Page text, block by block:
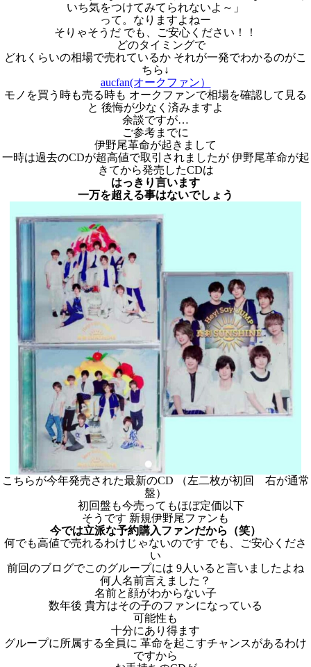
いち気をつけてみてられないよ～」
って。なりますよねー
そりゃそうだ でも、ご安心ください！！
どのタイミングで
どれくらいの相場で売れているか それが一発でわかるのがこ
ちら↓
aucfan(オークファン）
モノを買う時も売る時も オークファンで相場を確認して見る
と 後悔が少なく済みますよ
余談ですが…
ご参考までに
伊野尾革命が起きまして
一時は過去のCDが超高値で取引されましたが 伊野尾革命が起
きてから発売したCDは
はっきり言います
一万を超える事はないでしょう
こちらが今年発売された最新のCD （左二枚が初回 右が通常
盤）
初回盤も今売ってもほぼ定価以下
そうです 新規伊野尾ファンも
今では立派な予約購入ファンだから（笑）
何でも高値で売れるわけじゃないのです でも、ご安心くださ
い
前回のブログでこのグループには 9人いると言いましたよね
何人名前言えました？
名前と顔がわからない子
数年後 貴方はその子のファンになっている
可能性も
十分にあり得ます
グループに所属する全員に 革命を起こすチャンスがあるわけ
ですから